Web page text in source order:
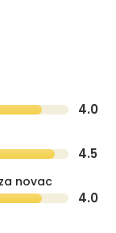
4.0
4.5
novac
4.0